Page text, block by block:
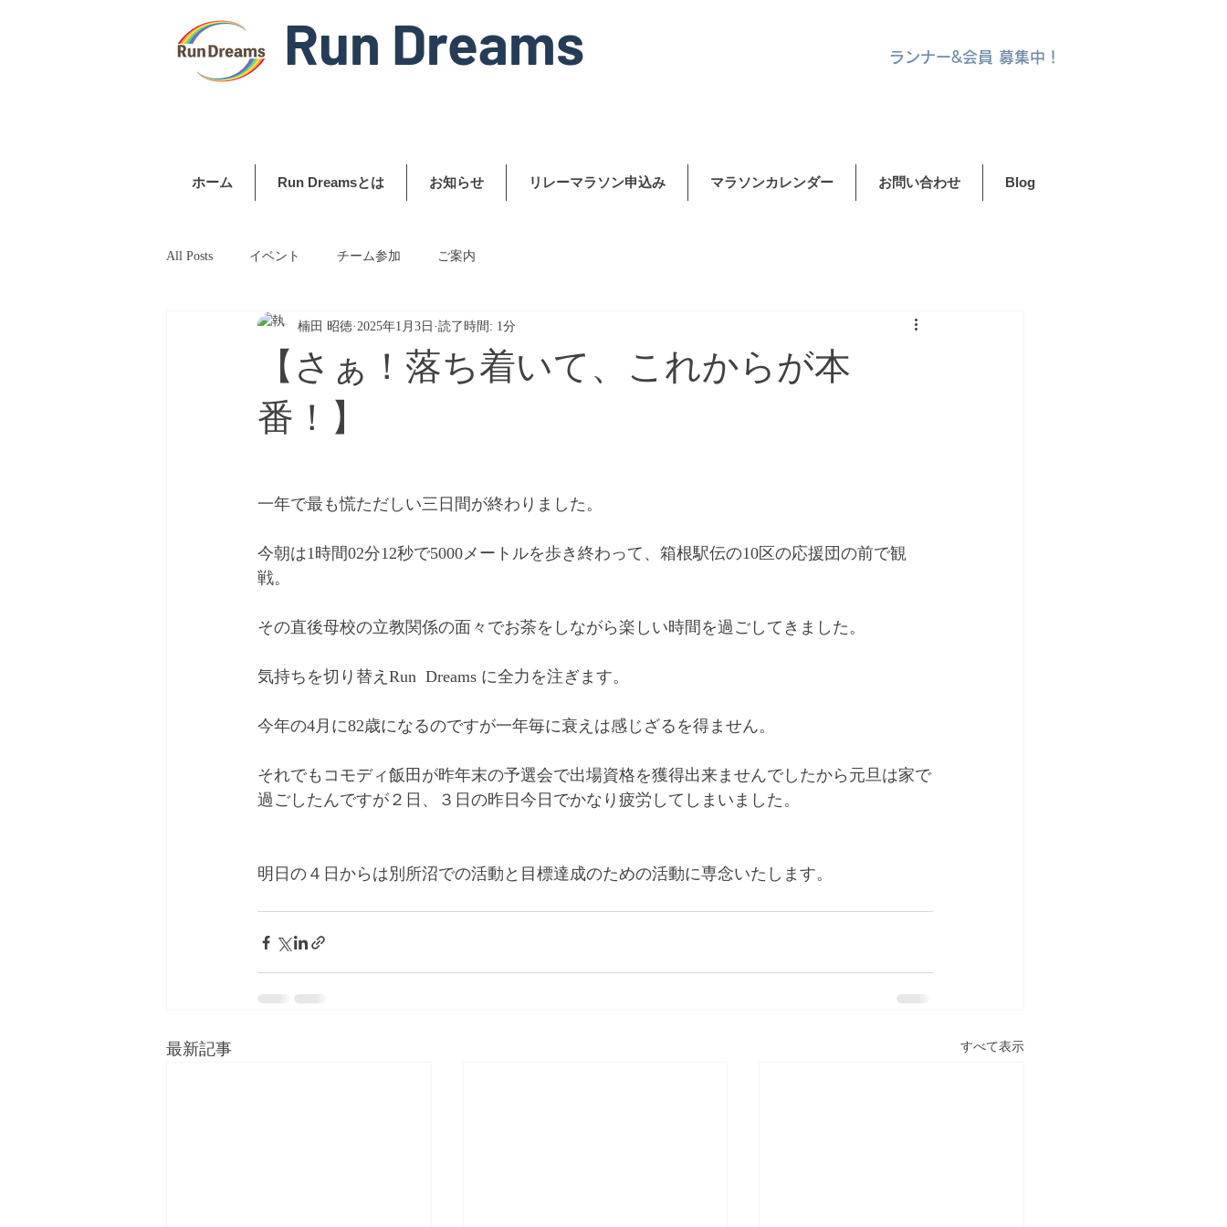
Run Dreams ランナー&会員 募集中！
ホーム Run Dreamsとは お知らせ リレーマラソン申込み マラソンカレンダー お問い合わせ Blog
All Posts イベント チーム参加 ご案内
【さぁ！落ち着いて、これからが本
番！】
楠田 昭徳 2025年1月3日 読了時間: 1分
一年で最も慌ただしい三日間が終わりました。
今朝は1時間02分12秒で5000メートルを歩き終わって、箱根駅伝の10区の応援団の前で観
戦。
その直後母校の立教関係の面々でお茶をしながら楽しい時間を過ごしてきました。
気持ちを切り替えRun  Dreams に全力を注ぎます。
今年の4月に82歳になるのですが一年毎に衰えは感じざるを得ません。
それでもコモディ飯田が昨年末の予選会で出場資格を獲得出来ませんでしたから元旦は家で
過ごしたんですが２日、３日の昨日今日でかなり疲労してしまいました。
明日の４日からは別所沼での活動と目標達成のための活動に専念いたします。
最新記事 すべて表示